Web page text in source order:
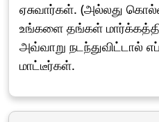
ஏசுவார்கள். (அல்லது
உங்களை தங்கள்
அவ்வாறு நடந்துவிட்டால்
மாட்டீர்கள்.